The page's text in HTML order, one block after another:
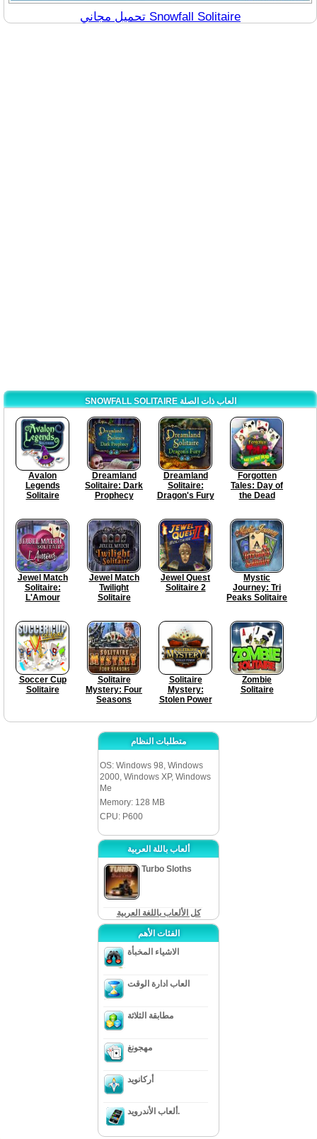
تحميل مجاني Snowfall Solitaire
SNOWFALL SOLITAIRE العاب ذات الصلة
Avalon
Legends
Solitaire
Dreamland
Solitaire: Dark
Prophecy
Dreamland
Solitaire:
Dragon's Fury
Forgotten
Tales: Day of
the Dead
Jewel Match
Solitaire:
L'Amour
Jewel Match
Twilight
Solitaire
Jewel Quest
Solitaire 2
Mystic
Journey: Tri
Peaks Solitaire
Soccer Cup
Solitaire
Solitaire
Mystery: Four
Seasons
Solitaire
Mystery:
Stolen Power
Zombie
Solitaire
متطلبات النظام
OS: Windows 98, Windows
2000, Windows XP, Windows
Me
Memory: 128 MB
CPU: P600
ألعاب باللة العربية
Turbo Sloths
كل الألعاب باللغة العربية
الفئات الأهم
الاشياء المخبأة
العاب ادارة الوقت
مطابقة الثلاثة
مهجونغ
أركانويد
ألعاب الأندرويد.